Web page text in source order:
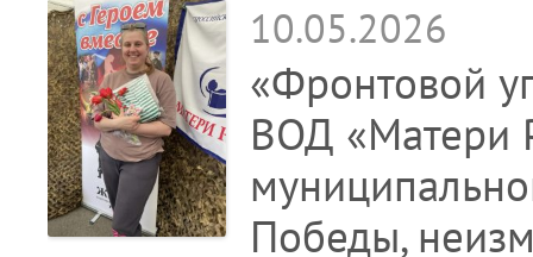
10.05.2026
«Фронтовой
ВОД «Матери
Победы,